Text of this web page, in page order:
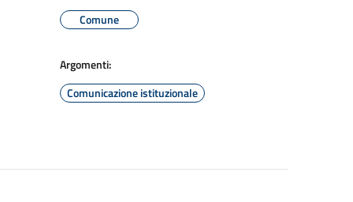
Comune
Argomenti:
Comunicazione istituzionale